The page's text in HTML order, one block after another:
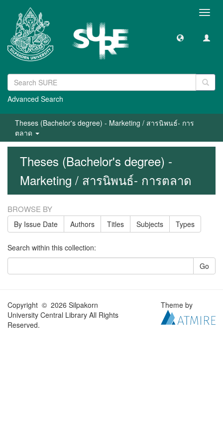
Advanced Search
Theses (Bachelor's degree) - Marketing / สารนิพนธ์- การ
ตลาด
Theses (Bachelor's degree) -
Marketing / สารนิพนธ์- การตลาด
BROWSE BY
By Issue Date Authors Titles Subjects Types
Search within this collection:
Go
Copyright © 2026 Silpakorn
University Central Library All Rights
Reserved.
Theme by